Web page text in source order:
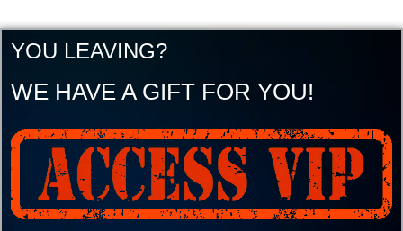
YOU LEAVING?
WE HAVE A GIFT FOR YOU!